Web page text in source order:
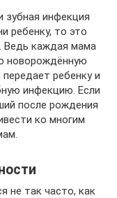
зубная инфекция
ребенку, то это
Ведь каждая мама
новорождённую
ребенку и
инфекцию. Если
после рождения
ко многим
не так часто, как